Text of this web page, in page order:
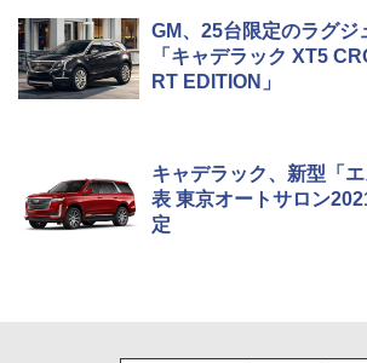
GM、25台限定のラグジ
「キャデラック XT5
RT EDITION」
キャデラック、新型「
表 東京オートサロン
定